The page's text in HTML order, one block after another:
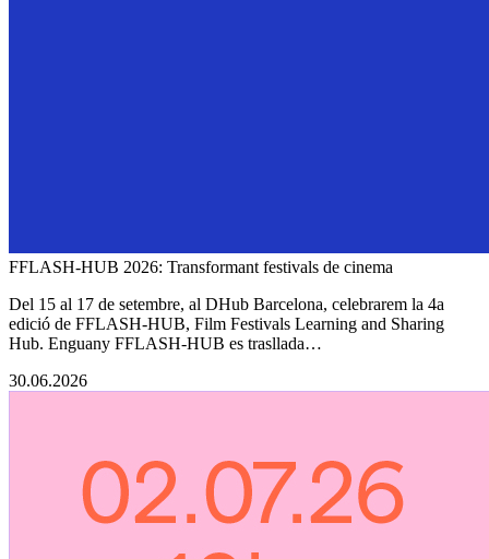
FFLASH-HUB 2026: Transformant festivals de cinema
Del 15 al 17 de setembre, al DHub Barcelona, celebrarem la 4a
edició de FFLASH-HUB, Film Festivals Learning and Sharing
Hub. Enguany FFLASH-HUB es trasllada…
30.06.2026